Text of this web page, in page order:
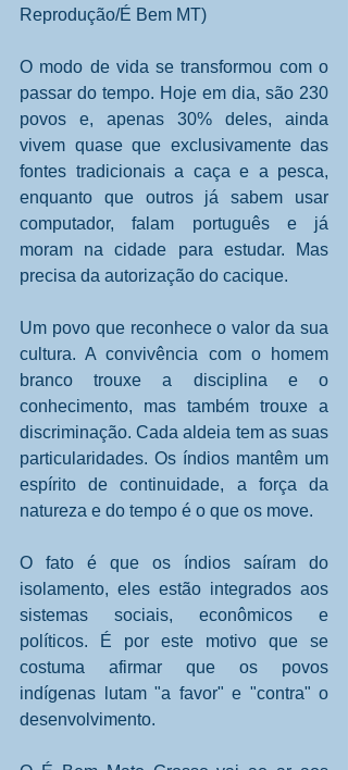
Reprodução/É Bem MT)
O modo de vida se transformou com o
passar do tempo. Hoje em dia, são 230
povos e, apenas 30% deles, ainda
vivem quase que exclusivamente das
fontes tradicionais a caça e a pesca,
enquanto que outros já sabem usar
computador, falam português e já
moram na cidade para estudar. Mas
precisa da autorização do cacique.
Um povo que reconhece o valor da sua
cultura. A convivência com o homem
branco trouxe a disciplina e o
conhecimento, mas também trouxe a
discriminação. Cada aldeia tem as suas
particularidades. Os índios mantêm um
espírito de continuidade, a força da
natureza e do tempo é o que os move.
O fato é que os índios saíram do
isolamento, eles estão integrados aos
sistemas sociais, econômicos e
políticos. É por este motivo que se
costuma afirmar que os povos
indígenas lutam "a favor" e "contra" o
desenvolvimento.